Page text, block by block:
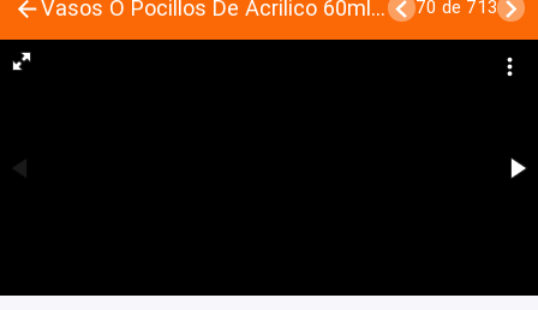
Vasos O Pocillos De Acrilico 60ml Cuadrado C/Tapa 70 de 713